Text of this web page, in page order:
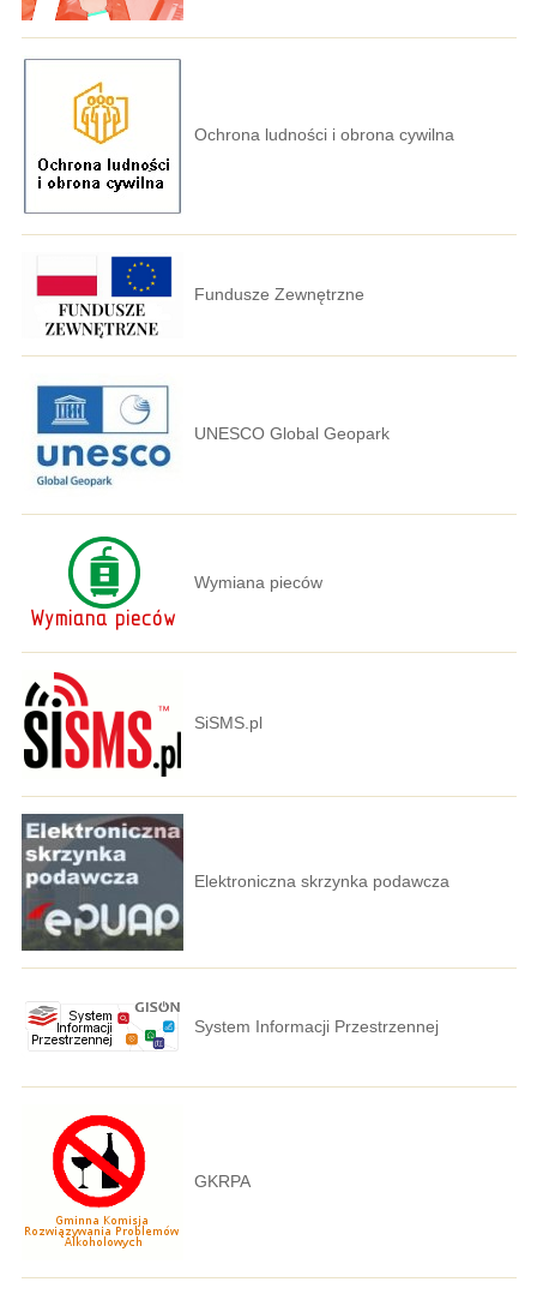
Ochrona ludności i obrona cywilna
Fundusze Zewnętrzne
UNESCO Global Geopark
Wymiana pieców
SiSMS.pl
Elektroniczna skrzynka podawcza
System Informacji Przestrzennej
GKRPA